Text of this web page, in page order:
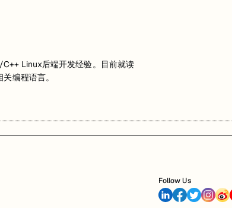
Linux后端开发经验。目前就读
编程语言。
Follow Us